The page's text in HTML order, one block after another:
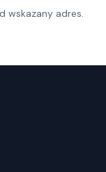
wskazany adres.